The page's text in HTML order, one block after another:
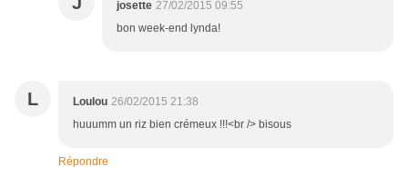
josette 27/02/2015 09:55
bon week-end lynda!
L Loulou 26/02/2015 21:38
huuumm un riz bien crémeux !!!<br /> bisous
Répondre